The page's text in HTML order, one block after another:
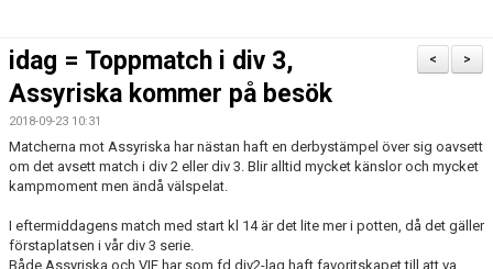
OM FÖRENINGEN
BARN & UNGDOMSVERKSAMHET
STÖTTA VIF
>
<
idag = Toppmatch i div 3,
Assyriska kommer på besök
2018-09-23 10:31
Matcherna mot Assyriska har nästan haft en derbystämpel över sig oavsett
om det avsett match i div 2 eller div 3. Blir alltid mycket känslor och mycket
kampmoment men ändå välspelat.
I eftermiddagens match med start kl 14 är det lite mer i potten, då det gäller
förstaplatsen i vår div 3 serie.
Både Assyriska och VIF har som fd div2-lag haft favoritskapet till att va